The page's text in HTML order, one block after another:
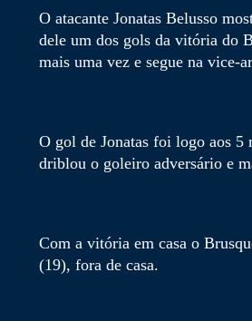
O atacante Jonatas Belusso
dele um dos gols da vitória do
mais uma vez e segue na vice-
O gol de Jonatas foi logo aos 5
driblou o goleiro adversário e
Com a vitória em casa o
(19), fora de casa.